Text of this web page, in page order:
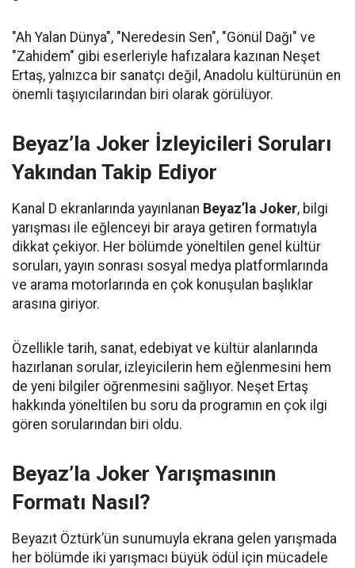
"Ah Yalan Dünya", "Neredesin Sen", "Gönül Dağı" ve
"Zahidem" gibi eserleriyle hafızalara kazınan Neşet
Ertaş, yalnızca bir sanatçı değil, Anadolu kültürünün en
önemli taşıyıcılarından biri olarak görülüyor.
Beyaz’la Joker İzleyicileri Soruları
Yakından Takip Ediyor
Kanal D ekranlarında yayınlanan Beyaz’la Joker, bilgi
yarışması ile eğlenceyi bir araya getiren formatıyla
dikkat çekiyor. Her bölümde yöneltilen genel kültür
soruları, yayın sonrası sosyal medya platformlarında
ve arama motorlarında en çok konuşulan başlıklar
arasına giriyor.
Özellikle tarih, sanat, edebiyat ve kültür alanlarında
hazırlanan sorular, izleyicilerin hem eğlenmesini hem
de yeni bilgiler öğrenmesini sağlıyor. Neşet Ertaş
hakkında yöneltilen bu soru da programın en çok ilgi
gören sorularından biri oldu.
Beyaz’la Joker Yarışmasının
Formatı Nasıl?
Beyazıt Öztürk’ün sunumuyla ekrana gelen yarışmada
her bölümde iki yarışmacı büyük ödül için mücadele